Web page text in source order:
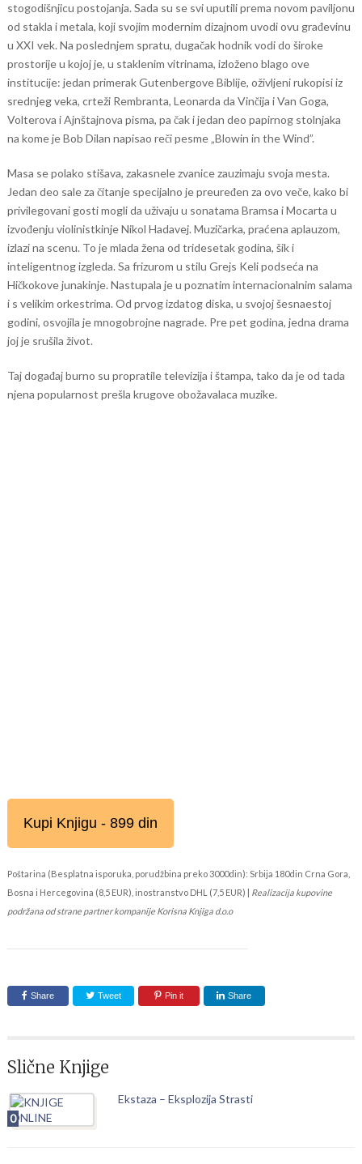
stogodišnjicu postojanja. Sada su se svi uputili prema novom paviljonu
od stakla i metala, koji svojim modernim dizajnom uvodi ovu građevinu
u XXI vek. Na poslednjem spratu, dugačak hodnik vodi do široke
prostorije u kojoj je, u staklenim vitrinama, izloženo blago ove
institucije: jedan primerak Gutenbergove Biblije, oživljeni rukopisi iz
srednjeg veka, crteži Rembranta, Leonarda da Vinčija i Van Goga,
Volterova i Ajnštajnova pisma, pa čak i jedan deo papirnog stolnjaka
na kome je Bob Dilan napisao reči pesme „Blowin in the Wind”.
Masa se polako stišava, zakasnele zvanice zauzimaju svoja mesta.
Jedan deo sale za čitanje specijalno je preuređen za ovo veče, kako bi
privilegovani gosti mogli da uživaju u sonatama Bramsa i Mocarta u
izvođenju violinistkinje Nikol Hadavej. Muzičarka, praćena aplauzom,
izlazi na scenu. To je mlada žena od tridesetak godina, šik i
inteligentnog izgleda. Sa frizurom u stilu Grejs Keli podseća na
Hičkokove junakinje. Nastupala je u poznatim internacionalnim salama
i s velikim orkestrima. Od prvog izdatog diska, u svojoj šesnaestoj
godini, osvojila je mnogobrojne nagrade. Pre pet godina, jedna drama
joj je srušila život.
Taj događaj burno su propratile televizija i štampa, tako da je od tada
njena popularnost prešla krugove obožavalaca muzike.
Kupi Knjigu - 899 din
Poštarina (Besplatna isporuka, porudžbina preko 3000din): Srbija 180din Crna Gora,
Bosna i Hercegovina (8,5 EUR), inostranstvo DHL (7,5 EUR) | Realizacija kupovine
podržana od strane partner kompanije Korisna Knjiga d.o.o
Share Tweet Pin it Share
Slične Knjige
0
Ekstaza – Eksplozija Strasti